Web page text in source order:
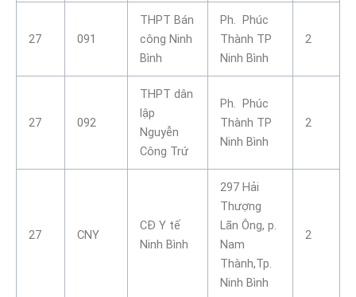
27 091
THPT Bán
công Ninh
Bình
Ph. Phúc
Thành TP
Ninh Bình
2
27 092
THPT dân
lập
Nguyễn
Công Trứ
Ph. Phúc
Thành TP
Ninh Bình
2
27 CNY
CĐ Y tế
Ninh Bình
297 Hải
Thượng
Lãn Ông, p.
Nam
Thành,Tp.
Ninh Bình
2